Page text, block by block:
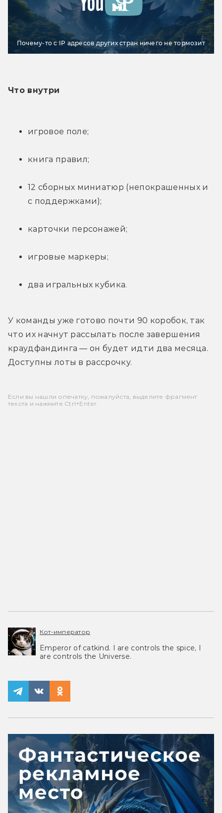
Почему-то с IP адресов других стран ничего не тормозит
Что внутри
игровое поле;
книга правил;
12 сборных миниатюр (непокрашенных и
с поддержками);
карточки персонажей;
игровые маркеры;
два игральных кубика.
У команды уже готово почти 90 коробок, так
что их начнут рассылать после завершения
краудфандинга — он будет идти два месяца.
Доступны лоты в рассрочку.
Если вы нашли опечатку, пожалуйста, выделите фрагмент
текста и нажмите Ctrl+Enter.
Кот-император
Emperor of catkind. I are controls the spice, I
are controls the Universe.